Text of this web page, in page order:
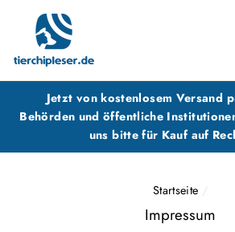
Jetzt von kostenlosem Versand
Behörden und öffentliche
uns bitte für Kauf auf
Startseite /
Impressum